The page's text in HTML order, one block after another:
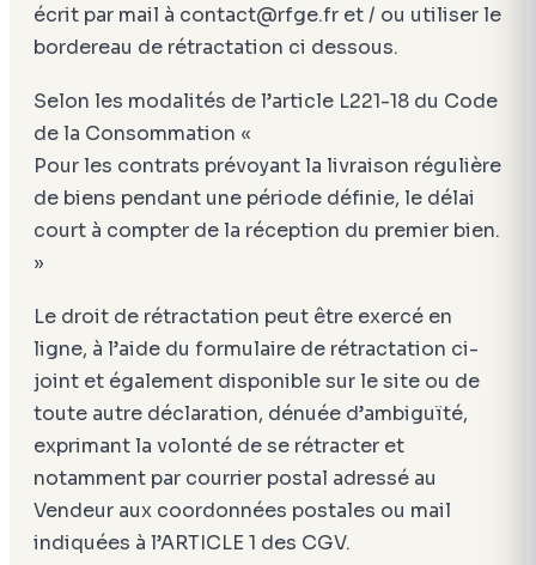
écrit par mail à contact@rfge.fr et / ou utiliser le
bordereau de rétractation ci dessous.
Selon les modalités de l’article L221-18 du Code
de la Consommation «
Pour les contrats prévoyant la livraison régulière
de biens pendant une période définie, le délai
court à compter de la réception du premier bien.
»
Le droit de rétractation peut être exercé en
ligne, à l’aide du formulaire de rétractation ci-
joint et également disponible sur le site ou de
toute autre déclaration, dénuée d’ambiguïté,
exprimant la volonté de se rétracter et
notamment par courrier postal adressé au
Vendeur aux coordonnées postales ou mail
indiquées à l’ARTICLE 1 des CGV.